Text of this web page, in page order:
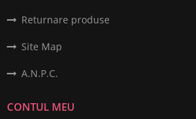
Returnare produse
Site Map
A.N.P.C.
CONTUL MEU